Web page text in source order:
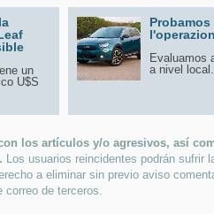
un
U$S
Probamos
Evaluamos
a nivel
los artículos y/o agresivos, así
Los usuarios reincidentes podrán sufrir
a eliminar sin previo aviso
de terceros.